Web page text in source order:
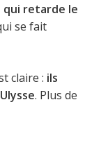
qui retarde le
se fait
claire : ils
. Plus de